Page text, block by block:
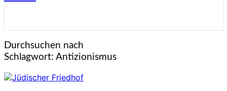
Durchsuchen nach
Schlagwort: Antizionismus